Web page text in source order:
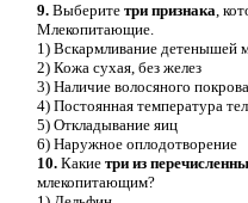
9. Выберитетри признака,
Млекопитающие.
1) Вскармливание детенышей
2) Кожа сухая, без желез
3) Наличие волосяного покрова
4) Постоянная температура
5) Откладывание яиц
6) Наружное оплодотворение
10. Какиетри из
млекопитающим?